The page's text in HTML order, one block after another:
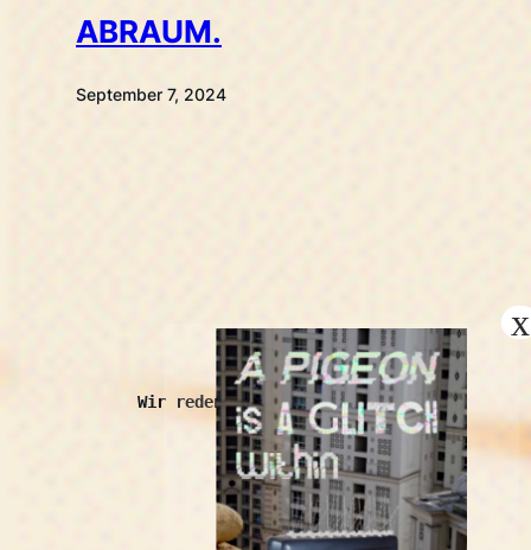
ABRAUM.
September 7, 2024
kopróchoma
Wir reden auch mit Schaben.